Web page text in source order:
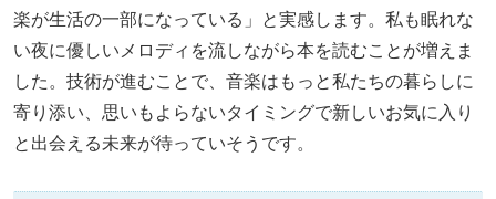
楽が生活の一部になっている」と実感します。私も眠れな
い夜に優しいメロディを流しながら本を読むことが増えま
した。技術が進むことで、音楽はもっと私たちの暮らしに
寄り添い、思いもよらないタイミングで新しいお気に入り
と出会える未来が待っていそうです。